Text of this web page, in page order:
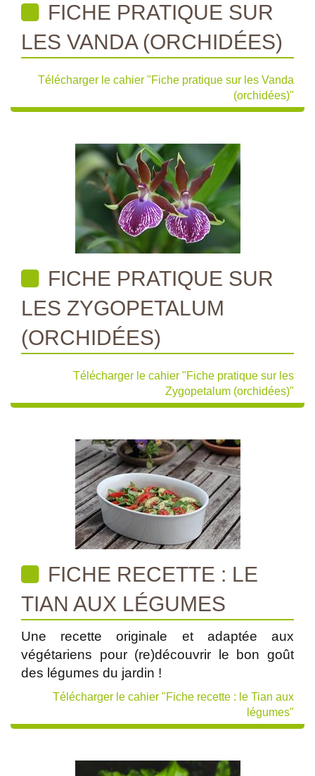
FICHE PRATIQUE SUR
LES VANDA (ORCHIDÉES)
Télécharger le cahier "Fiche pratique sur les Vanda
(orchidées)"
FICHE PRATIQUE SUR
LES ZYGOPETALUM
(ORCHIDÉES)
Télécharger le cahier "Fiche pratique sur les
Zygopetalum (orchidées)"
FICHE RECETTE : LE
TIAN AUX LÉGUMES
Une recette originale et adaptée aux
végétariens pour (re)découvrir le bon goût
des légumes du jardin !
Télécharger le cahier "Fiche recette : le Tian aux
légumes"